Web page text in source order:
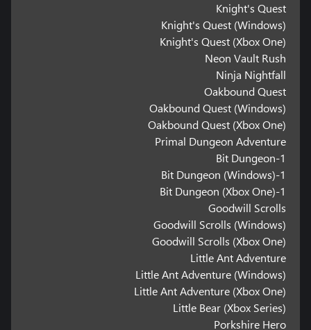
Knight's Quest
Knight's Quest (Windows)
Knight's Quest (Xbox One)
Neon Vault Rush
Ninja Nightfall
Oakbound Quest
Oakbound Quest (Windows)
Oakbound Quest (Xbox One)
Primal Dungeon Adventure
1-Bit Dungeon
1-Bit Dungeon (Windows)
1-Bit Dungeon (Xbox One)
Goodwill Scrolls
Goodwill Scrolls (Windows)
Goodwill Scrolls (Xbox One)
Little Ant Adventure
Little Ant Adventure (Windows)
Little Ant Adventure (Xbox One)
Little Bear (Xbox Series)
Porkshire Hero